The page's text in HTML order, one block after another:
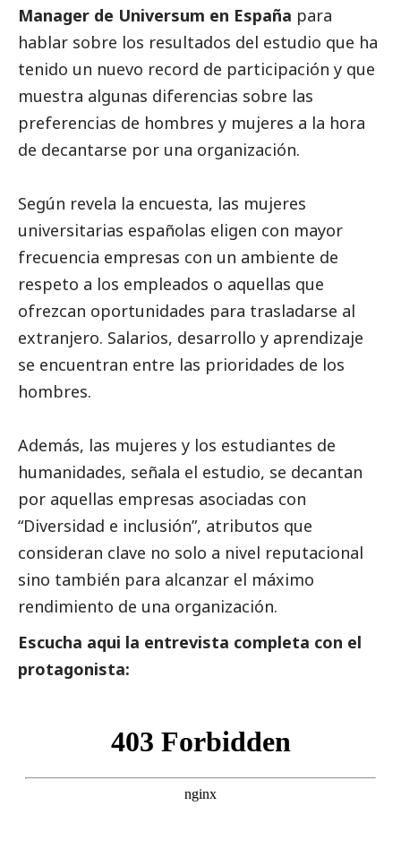
Manager de Universum en España para
hablar sobre los resultados del estudio que ha
tenido un nuevo record de participación y que
muestra algunas diferencias sobre las
preferencias de hombres y mujeres a la hora
de decantarse por una organización.
Según revela la encuesta, las mujeres
universitarias españolas eligen con mayor
frecuencia empresas con un ambiente de
respeto a los empleados o aquellas que
ofrezcan oportunidades para trasladarse al
extranjero. Salarios, desarrollo y aprendizaje
se encuentran entre las prioridades de los
hombres.
Además, las mujeres y los estudiantes de
humanidades, señala el estudio, se decantan
por aquellas empresas asociadas con
“Diversidad e inclusión”, atributos que
consideran clave no solo a nivel reputacional
sino también para alcanzar el máximo
rendimiento de una organización.
Escucha aqui la entrevista completa con el
protagonista: